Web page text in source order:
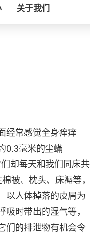
关于我们
经常感觉全身痒痒
0.3毫米的尘蟎
却每天和我们同床共
被、枕头、床褥等，
以人体掉落的皮屑为
时带出的湿气等，
们的排泄物有机会令